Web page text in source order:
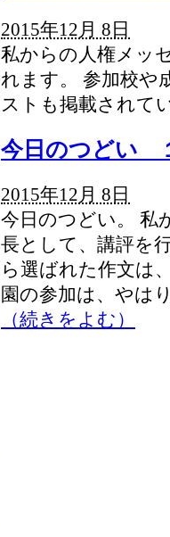
2015年12月 8日
私からの人権メッ
れます。 参加校や
ストも掲載され
今日のつどい
2015年12月 8日
今日のつどい。 私
長として、講評を
ら選ばれた作文は
園の参加は、やは
（続きをよむ）